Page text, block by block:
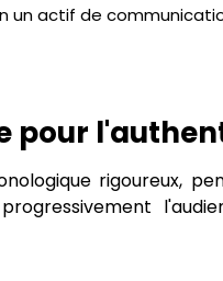
un actif de
pour
rigoureux,